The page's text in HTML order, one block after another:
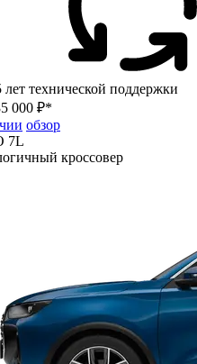
лет технической поддержки
000 ₽*
обзор
7L
кроссовер